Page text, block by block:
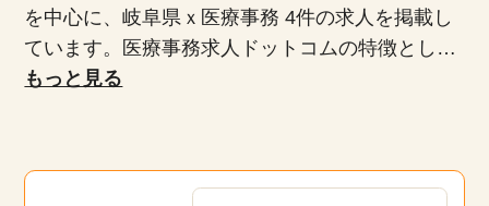
を中心に、岐阜県ｘ医療事務 4件の求人を掲載し
ています。医療事務求人ドットコムの特徴とし
て、正社員、派遣社員、扶養内パート、時短勤務
介します。未経験者や無資格者、ブランクがある
もっと見る